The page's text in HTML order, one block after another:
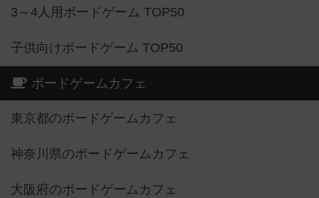
3～4人用ボードゲーム TOP50
子供向けボードゲーム TOP50
ボードゲームカフェ
東京都のボードゲームカフェ
神奈川県のボードゲームカフェ
大阪府のボードゲームカフェ